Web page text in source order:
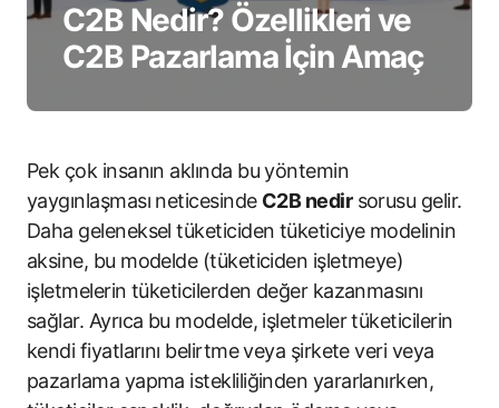
C2B Nedir? Özellikleri ve
C2B Pazarlama İçin Amaç
Pek çok insanın aklında bu yöntemin
yaygınlaşması neticesinde C2B nedirsorusu gelir.
Daha geleneksel tüketiciden tüketiciye modelinin
aksine, bu modelde (tüketiciden işletmeye)
işletmelerin tüketicilerden değer kazanmasını
sağlar. Ayrıca bu modelde, işletmeler tüketicilerin
kendi fiyatlarını belirtme veya şirkete veri veya
pazarlama yapma istekliliğinden yararlanırken,